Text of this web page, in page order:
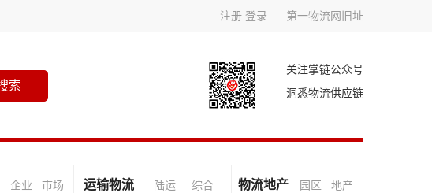
注册 登录 第一物流网旧址
关注掌链公众号
洞悉物流供应链
企业 市场 运输物流 陆运 综合 物流地产 园区 地产